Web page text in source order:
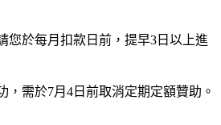
您於每月扣款日前，提早3日以上進
，需於7月4日前取消定期定額贊助。